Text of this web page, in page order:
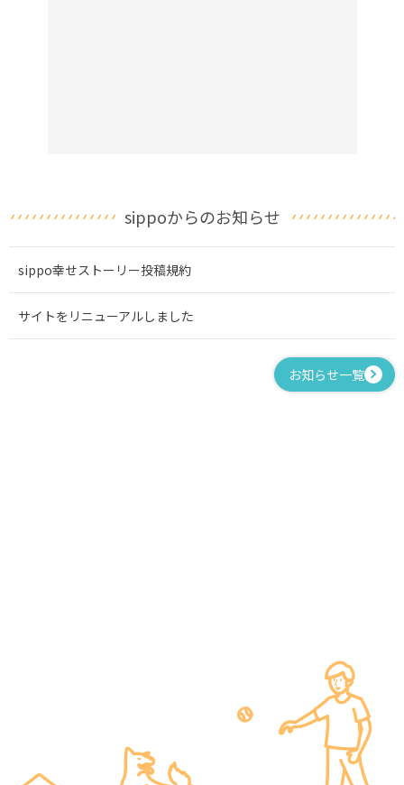
sippoからのお知らせ
sippo幸せストーリー投稿規約
サイトをリニューアルしました
お知らせ一覧